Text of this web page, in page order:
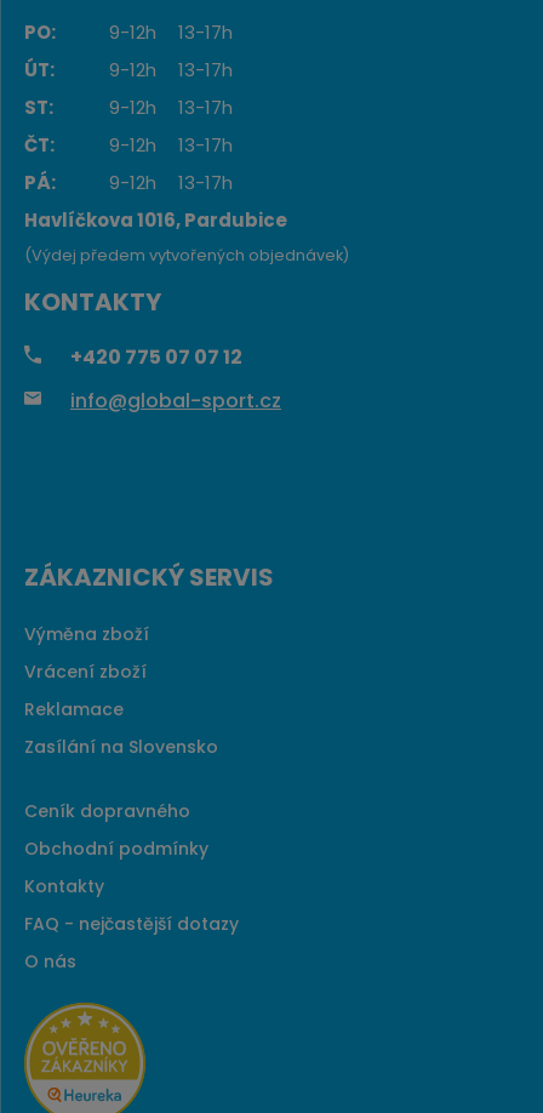
PO: 9-12h
13-17h
ÚT:
9-12h
13-17h
ST:
9-12h
13-17h
ČT:
9-12h
13-17h
PÁ:
9-12h
13-17h
Havlíčkova 1016, Pardubice
KONTAKTY
+420 775 07 07 12
info@global-sport.cz
(Výdej předem vytvořených objednávek)
ZÁKAZNICKÝ SERVIS
Výměna zboží
Vrácení zboží
Reklamace
Zasílání na Slovensko
Ceník dopravného
Obchodní podmínky
Kontakty
FAQ - nejčastější dotazy
O nás